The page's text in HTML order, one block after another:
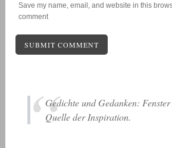
Save my name, email, and website in this
comment
Gedichte und Gedanken:
Quelle der Inspiration.